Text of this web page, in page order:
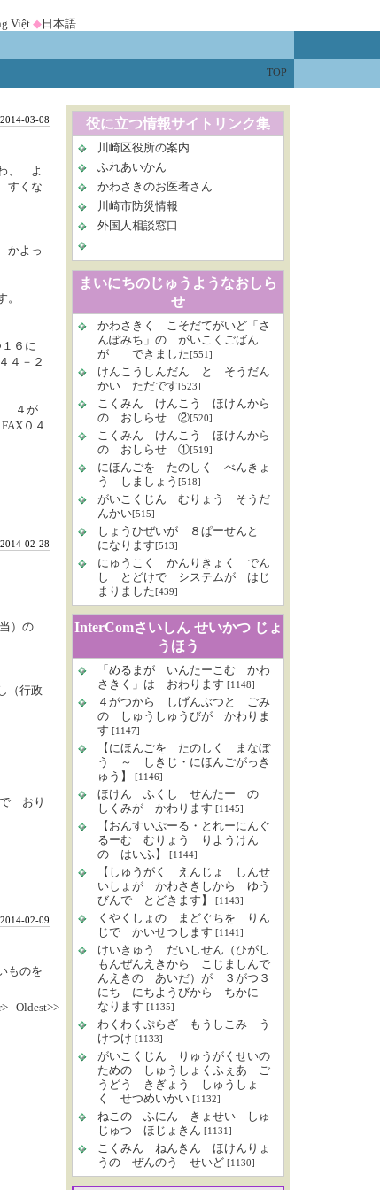
Việt ◆ 日本語
TOP
2014-03-08
、 よ
すくな
よっ
６に
４－２
４が
０４
2014-02-28
当）の
（行政
おり
2014-02-09
ものを
Oldest>>
役に立つ情報サイトリンク集
川崎区役所の案内
ふれあいかん
かわさきのお医者さん
川崎市防災情報
外国人相談窓口
まいにちのじゅうようなおしら
せ
かわさきく こそだてがいど「さ
んぽみち」の がいこくごばん
が できました[551]
けんこうしんだん と そうだん
かい ただです[523]
こくみん けんこう ほけんから
の おしらせ ②[520]
こくみん けんこう ほけんから
の おしらせ ①[519]
にほんごを たのしく べんきょ
う しましょう [518]
がいこくじん むりょう そうだ
んかい[515]
しょうひぜいが ８ぱーせんと
になります[513]
にゅうこく かんりきょく でん
し とどけで システムが はじ
まりました[439]
InterComさいしん せいかつ じょ
うほう
「めるまが いんたーこむ かわ
さきく」は おわります [1148]
４がつから しげんぶつと ごみ
の しゅうしゅうびが かわりま
す [1147]
【にほんごを たのしく まなぼ
う ～ しきじ・にほんごがっき
ゅう】
[1146]
ほけん ふくし せんたー の
しくみが かわります [1145]
【おんすいぷーる・とれーにんぐ
るーむ むりょう りようけん
の はいふ】
[1144]
【しゅうがく えんじょ しんせ
いしょが かわさきしから ゆう
びんで とどきます】
[1143]
くやくしょの まどぐちを りん
じで かいせつします [1141]
けいきゅう だいしせん（ひがし
もんぜんえきから こじましんで
んえきの あいだ）が ３がつ３
にち にちようびから ちかに
なります [1135]
わくわくぷらざ もうしこみ う
けつけ [1133]
がいこくじん りゅうがくせいの
ための しゅうしょくふぇあ ご
うどう きぎょう しゅうしょ
く せつめいかい [1132]
ねこの ふにん きょせい しゅ
じゅつ ほじょきん [1131]
こくみん ねんきん ほけんりょ
うの ぜんのう せいど [1130]